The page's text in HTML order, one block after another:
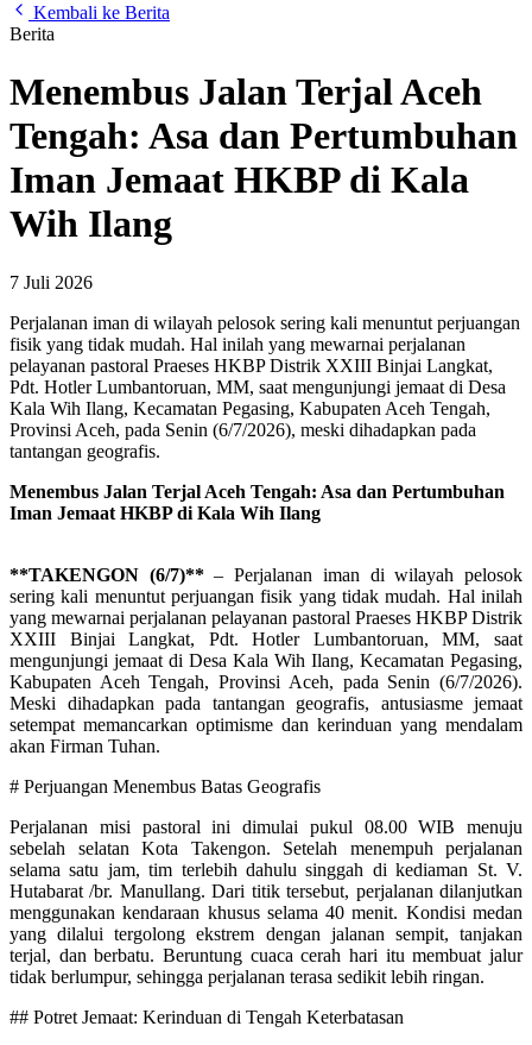
Kembali ke Berita
Berita
Menembus Jalan Terjal Aceh
Tengah: Asa dan Pertumbuhan
Iman Jemaat HKBP di Kala
Wih Ilang
7 Juli 2026
Perjalanan iman di wilayah pelosok sering kali menuntut perjuangan
fisik yang tidak mudah. Hal inilah yang mewarnai perjalanan
pelayanan pastoral Praeses HKBP Distrik XXIII Binjai Langkat,
Pdt. Hotler Lumbantoruan, MM, saat mengunjungi jemaat di Desa
Kala Wih Ilang, Kecamatan Pegasing, Kabupaten Aceh Tengah,
Provinsi Aceh, pada Senin (6/7/2026), meski dihadapkan pada
tantangan geografis.
Menembus Jalan Terjal Aceh Tengah: Asa dan Pertumbuhan
Iman Jemaat HKBP di Kala Wih Ilang
**TAKENGON (6/7)**– Perjalanan iman di wilayah pelosok
sering kali menuntut perjuangan fisik yang tidak mudah. Hal inilah
yang mewarnai perjalanan pelayanan pastoral Praeses HKBP Distrik
XXIII Binjai Langkat, Pdt. Hotler Lumbantoruan, MM, saat
mengunjungi jemaat di Desa Kala Wih Ilang, Kecamatan Pegasing,
Kabupaten Aceh Tengah, Provinsi Aceh, pada Senin (6/7/2026).
Meski dihadapkan pada tantangan geografis, antusiasme jemaat
setempat memancarkan optimisme dan kerinduan yang mendalam
akan Firman Tuhan.
# Perjuangan Menembus Batas Geografis
Perjalanan misi pastoral ini dimulai pukul 08.00 WIB menuju
sebelah selatan Kota Takengon. Setelah menempuh perjalanan
selama satu jam, tim terlebih dahulu singgah di kediaman St. V.
Hutabarat /br. Manullang. Dari titik tersebut, perjalanan dilanjutkan
menggunakan kendaraan khusus selama 40 menit. Kondisi medan
yang dilalui tergolong ekstrem dengan jalanan sempit, tanjakan
terjal, dan berbatu. Beruntung cuaca cerah hari itu membuat jalur
tidak berlumpur, sehingga perjalanan terasa sedikit lebih ringan.
## Potret Jemaat: Kerinduan di Tengah Keterbatasan